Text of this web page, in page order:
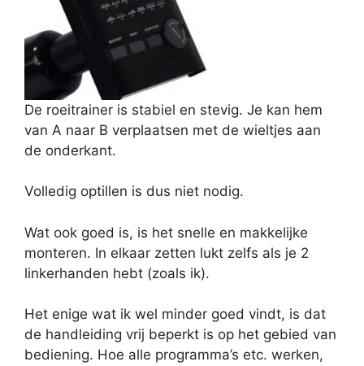
De roeitrainer is stabiel en stevig. Je kan hem
van A naar B verplaatsen met de wieltjes aan
de onderkant.
Volledig optillen is dus niet nodig.
Wat ook goed is, is het snelle en makkelijke
monteren. In elkaar zetten lukt zelfs als je 2
linkerhanden hebt (zoals ik).
Het enige wat ik wel minder goed vindt, is dat
de handleiding vrij beperkt is op het gebied van
bediening. Hoe alle programma’s etc. werken,